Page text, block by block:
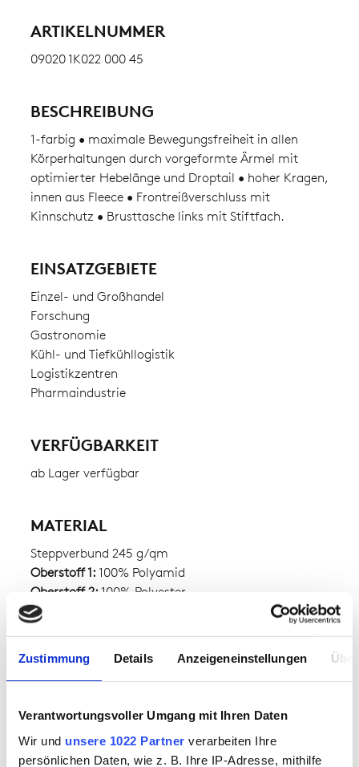
Zustimmung Details Anzeigeneinstellungen
Verantwortungsvoller Umgang mit Ihren Daten
Wir und unsere 1022 Partner verarbeiten Ihre
persönlichen Daten, wie z. B. Ihre IP-Adresse, mithilfe
ARTIKELNUMMER
09020 1K022 000 45
BESCHREIBUNG
1-farbig • maximale Bewegungsfreiheit in allen
Körperhaltungen durch vorgeformte Ärmel mit
optimierter Hebelänge und Droptail • hoher Kragen,
innen aus Fleece • Frontreißverschluss mit
Kinnschutz • Brusttasche links mit Stiftfach.
EINSATZGEBIETE
Einzel- und Großhandel
Forschung
Gastronomie
Kühl- und Tiefkühllogistik
Logistikzentren
Pharmaindustrie
VERFÜGBARKEIT
ab Lager verfügbar
MATERIAL
Steppverbund 245 g/qm
Oberstoff 1: 100% Polyamid
Oberstoff 2: 100% Polyester
MATERIALGEWICHT